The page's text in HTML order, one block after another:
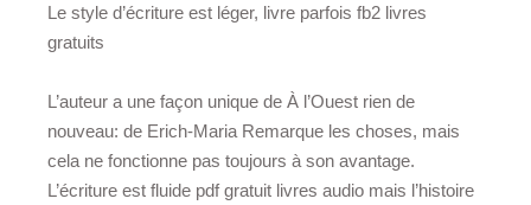
Le style d’écriture est léger, livre parfois fb2 livres
gratuits
L’auteur a une façon unique de À l’Ouest rien de
nouveau: de Erich-Maria Remarque les choses, mais
cela ne fonctionne pas toujours à son avantage.
L’écriture est fluide pdf gratuit livres audio mais l’histoire